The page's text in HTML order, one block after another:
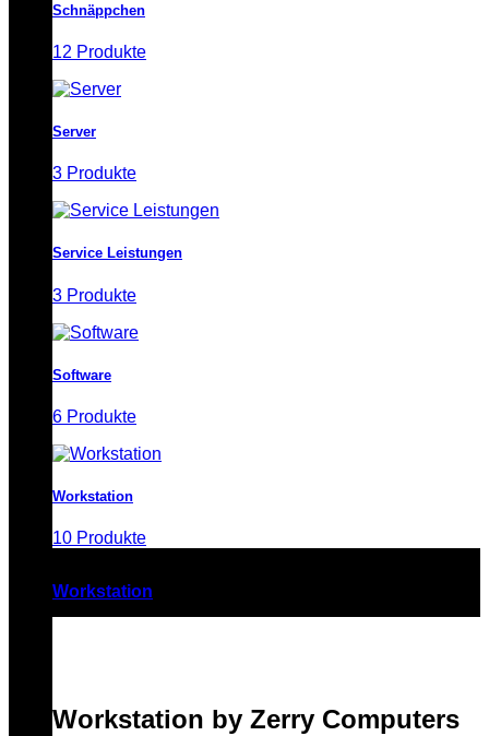
Schnäppchen
12 Produkte
Server
3 Produkte
Service Leistungen
3 Produkte
Software
6 Produkte
Workstation
10 Produkte
Workstation
Workstation by Zerry Computers